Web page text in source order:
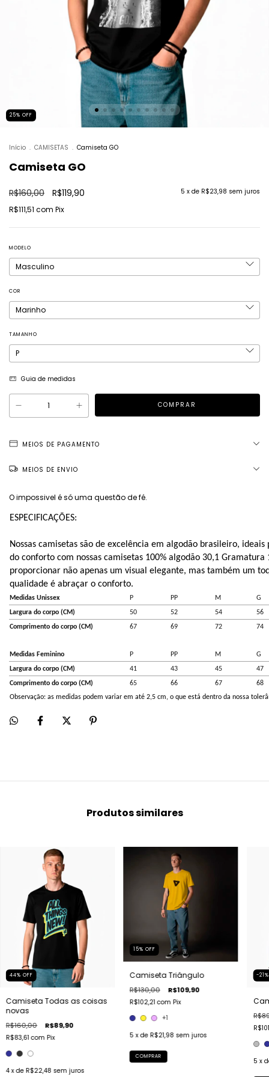
25% OFF
Início . CAMISETAS . Camiseta GO
Camiseta GO
R$160,00 R$119,90 5 x de R$23,98 sem juros
R$111,51 com Pix
MODELO
COR
TAMANHO
Guia de medidas
MEIOS DE PAGAMENTO
MEIOS DE ENVIO
O impossivel é só uma questão de fé.
ESPECIFICAÇÕES:
Nossas camisetas são de excelência em algodão brasileiro,
do conforto com nossas camisetas 100% algodão 30,1
proporcionar não apenas um visual elegante, mas também um
qualidade é abraçar o conforto.
Medidas Unissex P PP M
G
Largura do corpo (CM)
50 52 54
56
Comprimento do corpo (CM)
67 69 72 74
Medidas Feminino P PP M
G
Largura do corpo (CM)
41 43 45
47
Comprimento do corpo (CM)
65 66 67
68
Observação: as medidas podem variar em até 2,5 cm, o que está dentro da nossa
Produtos similares
44% OFF
Camiseta Todas as coisas
novas
R$160,00 R$89,90
R$83,61com Pix
4 x de R$22,48 sem juros
15% OFF
Camiseta Triângulo
R$130,00 R$109,90
R$102,21com Pix
+1
5 x de R$21,98 sem juros
COMPRAR
-21
5 x